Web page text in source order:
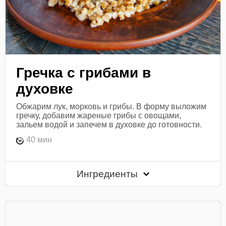
Гречка с грибами в
духовке
Обжарим лук, морковь и грибы. В форму выложим
гречку, добавим жареные грибы с овощами,
зальем водой и запечем в духовке до готовности.
40 мин
Ингредиенты